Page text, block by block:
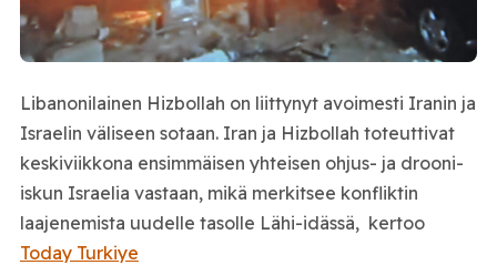
Libanonilainen Hizbollah on liittynyt avoimesti Iranin ja
Israelin väliseen sotaan. Iran ja Hizbollah toteuttivat
keskiviikkona ensimmäisen yhteisen ohjus- ja drooni-
iskun Israelia vastaan, mikä merkitsee konfliktin
laajenemista uudelle tasolle Lähi-idässä, kertoo
Today Turkiye